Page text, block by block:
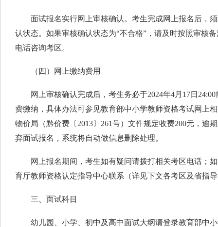
面试报名实行网上审核确认。考生完成网上报名后，须
认状态。如果审核确认状态为“不合格”，请及时按照审核
电话咨询考区。
（四）网上缴纳费用
网上审核确认完成后，考生务必于2024年4月17日24:00
费缴纳，具体办法可参见教育部中小学教师资格考试网上
物价局（黔价费〔2013〕261号）文件规定收费200元，逾
弃面试报名，系统将自动做信息删除处理。
网上报名期间，考生如有疑问请拨打相关考区电话；如
育厅教师资格认定指导中心联系（详见下文各考区及省指
三、面试科目
幼儿园、小学、初中及高中面试大纲请登录教育部中小